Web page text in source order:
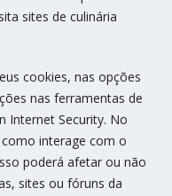
sites de culinária
cookies, nas opções
nas ferramentas de
Internet Security. No
interage com o
poderá afetar ou não
sites ou fóruns da